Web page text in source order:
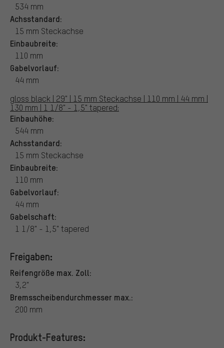
534 mm
Achsstandard:
15 mm Steckachse
Einbaubreite:
110 mm
Gabelvorlauf:
44 mm
gloss black | 29" | 15 mm Steckachse | 110 mm | 44 mm |
130 mm | 1 1/8" - 1,5" tapered:
Einbauhöhe:
544 mm
Achsstandard:
15 mm Steckachse
Einbaubreite:
110 mm
Gabelvorlauf:
44 mm
Gabelschaft:
1 1/8" - 1,5" tapered
Freigaben:
Reifengröße max. Zoll:
3,2"
Bremsscheibendurchmesser max.:
200 mm
Produkt-Features: